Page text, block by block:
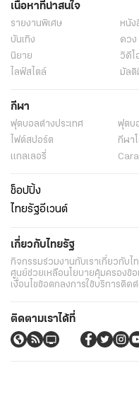
เนื้อหาที่น่าสนใจ
รายงานพิเศษ หนั
บันเทิง
ดวง
นิยาย
วิดีโ
ไลฟ์สไตล์
มัลติ
กีฬา
ฟุตบอลต่่างประเทศ ฟุตบ
ไฟต์สปอร์ต
กีฬา
แกลเลอรี่
ช็อปปิ้ง
ไทยรัฐอีเวนต์
เกี่ยวกับไทยรัฐ
กิจกรรมร่วมงานกับเราเกี่ยวกับไ
ศูนย์ช่วยเหลือนโยบายคุ้มครองข้
เงื่อนไขข้อตกลงการใช้บริการติดต่
ติดตามเราได้ที่